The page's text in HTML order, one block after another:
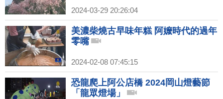
2024-03-29 20:26:04
美濃柴燒古早味年糕 阿嬤時代的過年
零嘴
2024-02-08 07:45:15
恐龍爬上阿公店橋 2024岡山燈藝節
「龍眾燈場」